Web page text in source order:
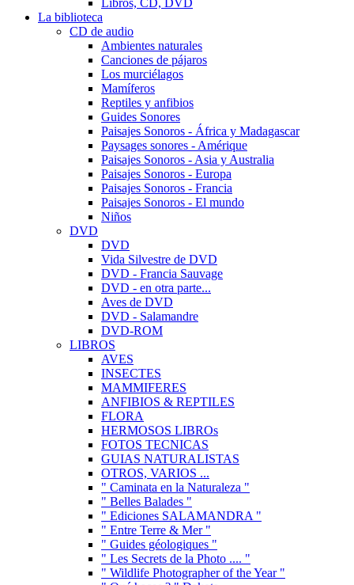
Libros, CD, DVD
La biblioteca
CD de audio
Ambientes naturales
Canciones de pájaros
Los murciélagos
Mamíferos
Reptiles y anfibios
Guides Sonores
Paisajes Sonoros - África y Madagascar
Paysages sonores - Amérique
Paisajes Sonoros - Asia y Australia
Paisajes Sonoros - Europa
Paisajes Sonoros - Francia
Paisajes Sonoros - El mundo
Niños
DVD
DVD
Vida Silvestre de DVD
DVD - Francia Sauvage
DVD - en otra parte...
Aves de DVD
DVD - Salamandre
DVD-ROM
LIBROS
AVES
INSECTES
MAMMIFERES
ANFIBIOS & REPTILES
FLORA
HERMOSOS LIBROs
FOTOS TECNICAS
GUIAS NATURALISTAS
OTROS, VARIOS ...
" Caminata en la Naturaleza "
" Belles Balades "
" Ediciones SALAMANDRA "
" Entre Terre & Mer "
" Guides géologiques "
" Les Secrets de la Photo .... "
" Wildlife Photographer of the Year "